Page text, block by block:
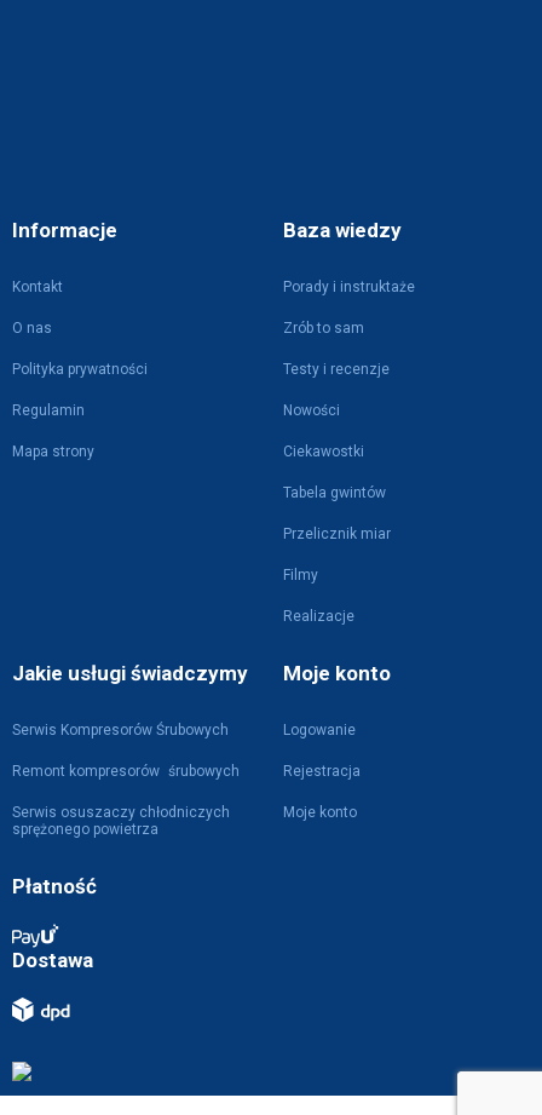
Informacje
Kontakt
O nas
Polityka prywatności
Regulamin
Mapa strony
Baza wiedzy
Porady i instruktaże
Zrób to sam
Testy i recenzje
Nowości
Ciekawostki
Tabela gwintów
Przelicznik miar
Filmy
Realizacje
Jakie usługi świadczymy
Serwis Kompresorów Śrubowych
Remont kompresorów śrubowych
Serwis osuszaczy chłodniczych
sprężonego powietrza
Moje konto
Logowanie
Rejestracja
Moje konto
Płatność
Dostawa